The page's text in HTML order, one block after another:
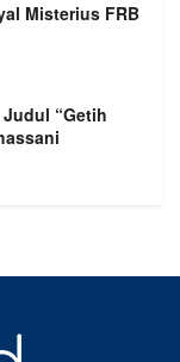
Misterius FRB
“Getih